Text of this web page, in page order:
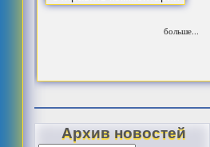
больше...
Архив новостей